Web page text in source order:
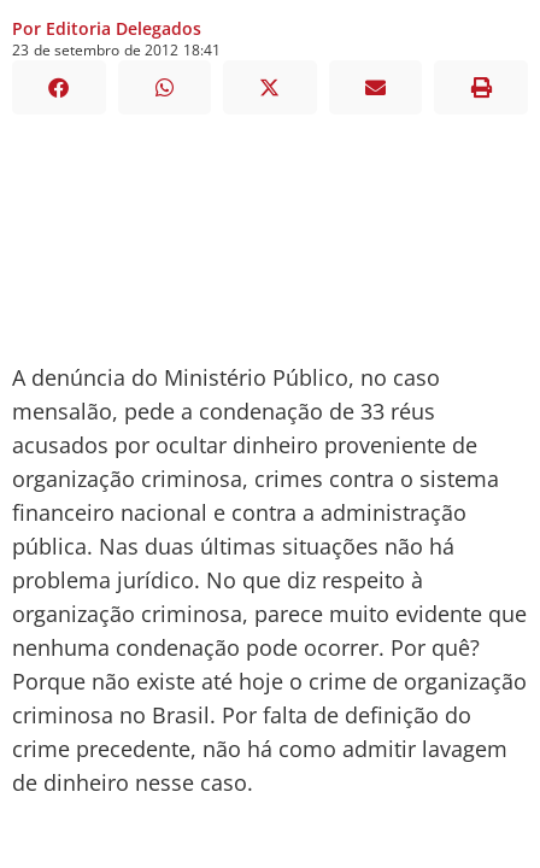
Por Editoria Delegados
23 de setembro de 2012 18:41
A denúncia do Ministério Público, no caso
mensalão, pede a condenação de 33 réus
acusados por ocultar dinheiro proveniente de
organização criminosa, crimes contra o sistema
financeiro nacional e contra a administração
pública. Nas duas últimas situações não há
problema jurídico. No que diz respeito à
organização criminosa, parece muito evidente que
nenhuma condenação pode ocorrer. Por quê?
Porque não existe até hoje o crime de organização
criminosa no Brasil. Por falta de definição do
crime precedente, não há como admitir lavagem
de dinheiro nesse caso.